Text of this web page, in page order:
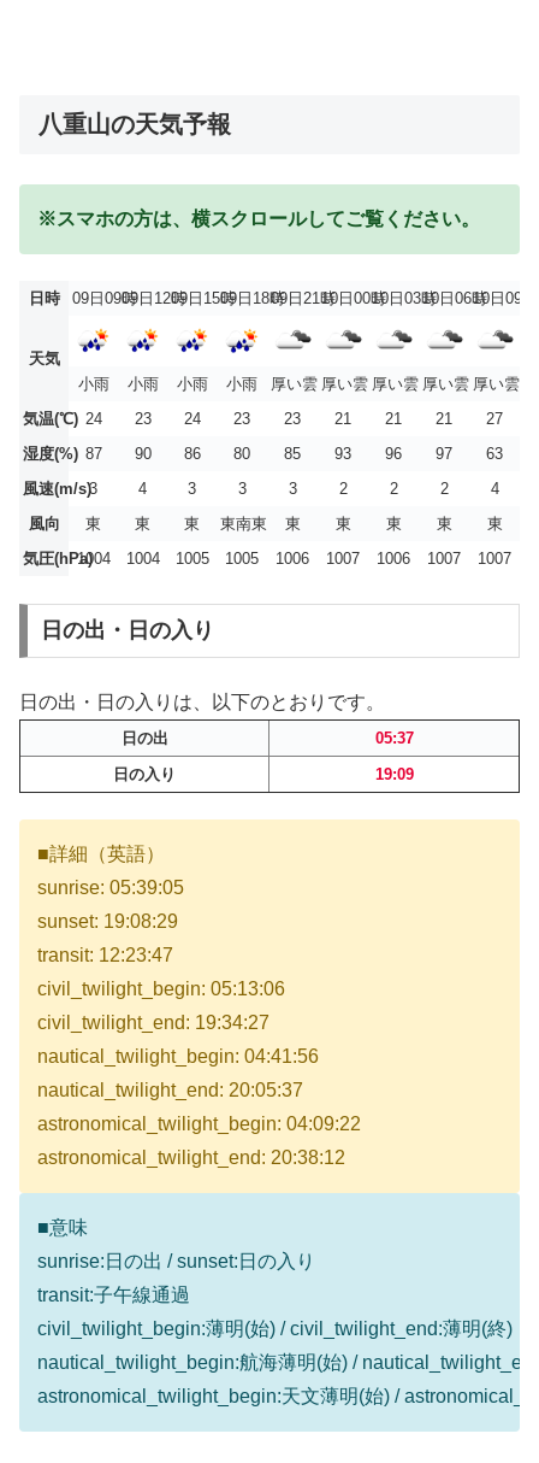
八重山の天気予報
※スマホの方は、横スクロールしてご覧ください。
日時 09日09時09日12時09日15時09日18時09日21時10日00時10日03時10日06時10日09時
天気
小雨
小雨 小雨 小雨 厚い雲 厚い雲 厚い雲 厚い雲 厚い雲
気温(℃) 24 23 24 23 23 21 21 21
27
湿度(%) 87 90 86 80 85 93 96 97
63
風速(m/s)3 4 3 3 3 2 2 2
4
風向
東 東 東 東南東 東 東 東 東
東
気圧(hPa)1004 1004 1005 1005 1006 1007 1006 1007 1007
日の出・日の入り
日の出・日の入りは、以下のとおりです。
日の出
05:37
日の入り
19:09
■詳細（英語）
sunrise: 05:39:05
sunset: 19:08:29
transit: 12:23:47
civil_twilight_begin: 05:13:06
civil_twilight_end: 19:34:27
nautical_twilight_begin: 04:41:56
nautical_twilight_end: 20:05:37
astronomical_twilight_begin: 04:09:22
astronomical_twilight_end: 20:38:12
■意味
sunrise:日の出 / sunset:日の入り
transit:子午線通過
civil_twilight_begin:薄明(始) / civil_twilight_end:薄明(終)
nautical_twilight_begin:航海薄明(始) /
astronomical_twilight_begin:天文薄明(始) /